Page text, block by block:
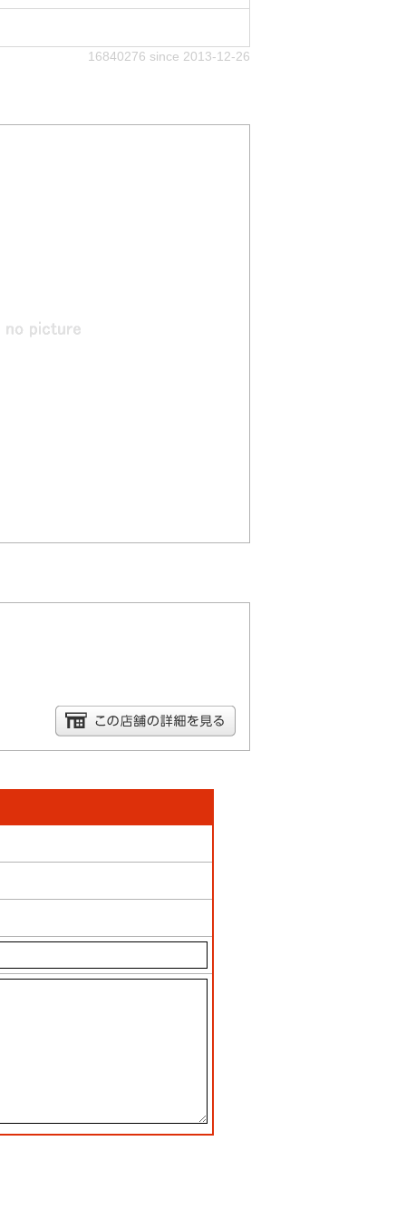
16840276 since 2013-12-26